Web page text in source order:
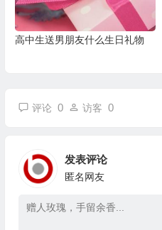
高中生送男朋友什么生日礼物
评论 0 访客 0
发表评论
匿名网友